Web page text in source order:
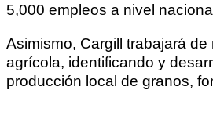
5,000 empleos a nivel
Asimismo, Cargill trabajará
agrícola, identificando y
producción local de granos,